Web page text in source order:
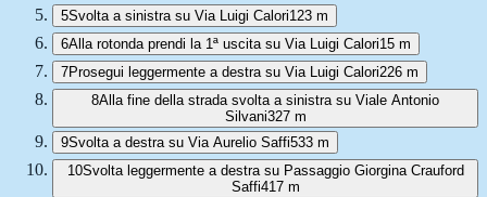
5Svolta a sinistra su Via Luigi Calori123 m
6Alla rotonda prendi la 1ª uscita su Via Luigi Calori15 m
7Prosegui leggermente a destra su Via Luigi Calori226 m
8Alla fine della strada svolta a sinistra su Viale Antonio
Silvani327 m
9Svolta a destra su Via Aurelio Saffi533 m
10Svolta leggermente a destra su Passaggio Giorgina Crauford
Saffi417 m